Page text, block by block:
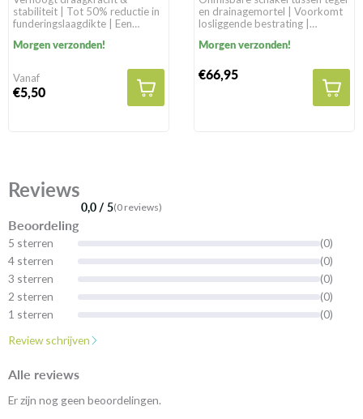
stabiliteit | Tot 50% reductie in
funderingslaagdikte | Een
natuurlijke gronden
Morgen verzonden!
Vanaf
€5,50
en drainagemortel | Voorkomt
losliggende bestrating |
bestratingssoorten
Morgen verzonden!
€66,95
Reviews
0,0 / 5(0 reviews)
Beoordeling
5 sterren
(0)
4 sterren
(0)
3 sterren
(0)
2 sterren
(0)
1 sterren
(0)
Review schrijven
Alle reviews
Er zijn nog geen beoordelingen.